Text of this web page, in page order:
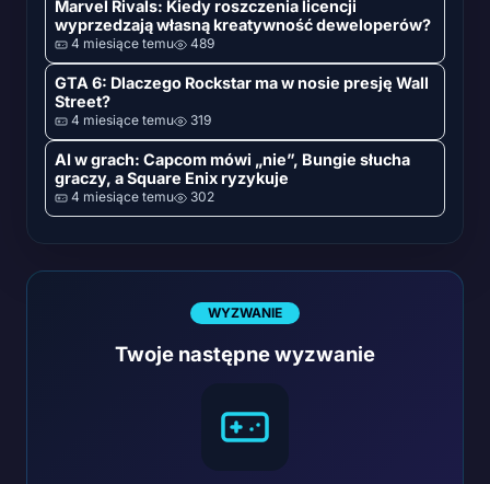
Marvel Rivals: Kiedy roszczenia licencji
wyprzedzają własną kreatywność deweloperów?
4 miesiące temu 489
GTA 6: Dlaczego Rockstar ma w nosie presję Wall
Street?
4 miesiące temu 319
AI w grach: Capcom mówi „nie”, Bungie słucha
graczy, a Square Enix ryzykuje
4 miesiące temu 302
WYZWANIE
Twoje następne wyzwanie